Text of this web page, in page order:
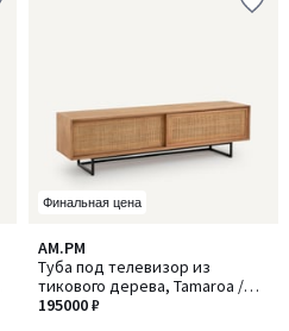
Финальная цена
AM.PM
Туба под телевизор из
тикового дерева, Tamaroa /
Тамароа
195000 ₽
4,8
/ 5